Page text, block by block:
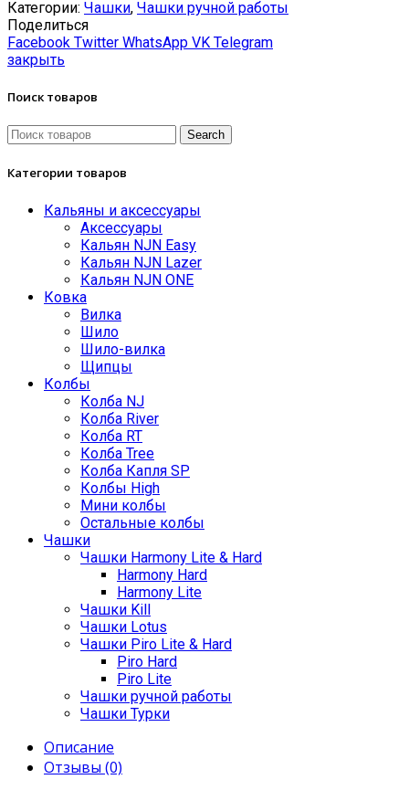
Категории: Чашки, Чашки ручной работы
Поделиться
Facebook Twitter WhatsApp VK Telegram
закрыть
Поиск товаров
Search
Категории товаров
Кальяны и аксессуары
Аксессуары
Кальян NJN Easy
Кальян NJN Lazer
Кальян NJN ONE
Ковка
Вилка
Шило
Шило-вилка
Щипцы
Колбы
Колба NJ
Колба River
Колба RT
Колба Tree
Колба Капля SP
Колбы High
Мини колбы
Остальные колбы
Чашки
Чашки Harmony Lite & Hard
Harmony Hard
Harmony Lite
Чашки Kill
Чашки Lotus
Чашки Piro Lite & Hard
Piro Hard
Piro Lite
Чашки ручной работы
Чашки Турки
Описание
Отзывы (0)